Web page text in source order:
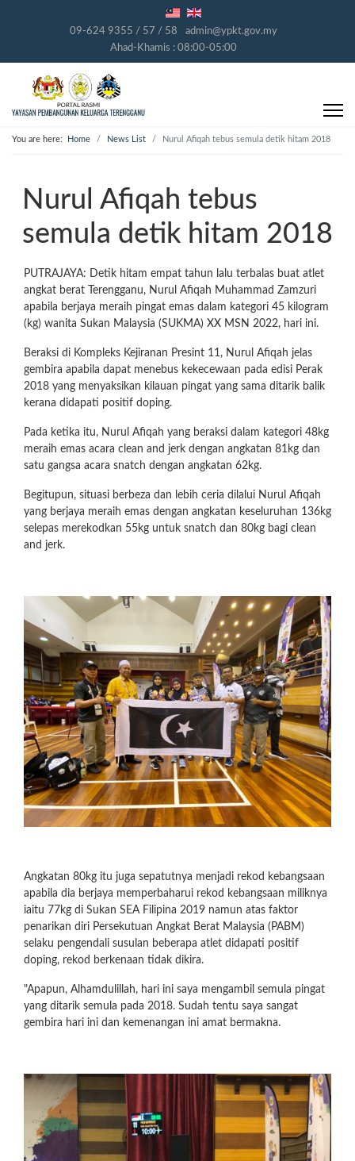
09-624 9355 / 57 / 58
admin@ypkt.gov.my
Ahad-Khamis : 08:00-05:00
You are here: Home News List Nurul Afiqah tebus semula detik hitam 2018
Nurul Afiqah tebus
semula detik hitam 2018
PUTRAJAYA: Detik hitam empat tahun lalu terbalas buat atlet
angkat berat Terengganu, Nurul Afiqah Muhammad Zamzuri
apabila berjaya meraih pingat emas dalam kategori 45 kilogram
(kg) wanita Sukan Malaysia (SUKMA) XX MSN 2022, hari ini.
Beraksi di Kompleks Kejiranan Presint 11, Nurul Afiqah jelas
gembira apabila dapat menebus kekecewaan pada edisi Perak
2018 yang menyaksikan kilauan pingat yang sama ditarik balik
kerana didapati positif doping.
Pada ketika itu, Nurul Afiqah yang beraksi dalam kategori 48kg
meraih emas acara clean and jerk dengan angkatan 81kg dan
satu gangsa acara snatch dengan angkatan 62kg.
Begitupun, situasi berbeza dan lebih ceria dilalui Nurul Afiqah
yang berjaya meraih emas dengan angkatan keseluruhan 136kg
selepas merekodkan 55kg untuk snatch dan 80kg bagi clean
and jerk.
Angkatan 80kg itu juga sepatutnya menjadi rekod kebangsaan
apabila dia berjaya memperbaharui rekod kebangsaan miliknya
iaitu 77kg di Sukan SEA Filipina 2019 namun atas faktor
penarikan diri Persekutuan Angkat Berat Malaysia (PABM)
selaku pengendali susulan beberapa atlet didapati positif
doping, rekod berkenaan tidak dikira.
"Apapun, Alhamdulillah, hari ini saya mengambil semula pingat
yang ditarik semula pada 2018. Sudah tentu saya sangat
gembira hari ini dan kemenangan ini amat bermakna.